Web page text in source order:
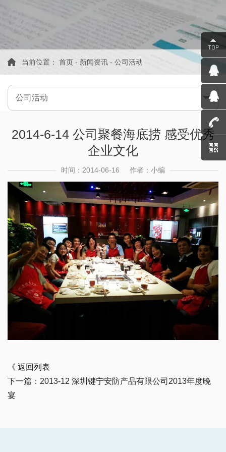
当前位置： 首页 - 新闻资讯 - 公司活动
公司活动
2014-6-14 公司聚餐海底捞 感受优秀
企业文化
时间：2014-06-16 作者：小编
《 返回列表
下一篇：2013-12 深圳键宁安防产品有限公司2013年度晚
宴